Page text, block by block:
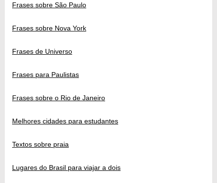
Frases sobre São Paulo
Frases sobre Nova York
Frases de Universo
Frases para Paulistas
Frases sobre o Rio de Janeiro
Melhores cidades para estudantes
Textos sobre praia
Lugares do Brasil para viajar a dois